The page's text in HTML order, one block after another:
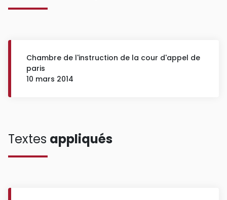
Chambre de l'instruction de la cour d'appel de
paris
10 mars 2014
Textes appliqués